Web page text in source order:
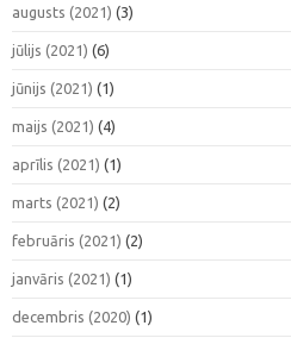
augusts (2021) (3)
jūlijs (2021) (6)
jūnijs (2021) (1)
maijs (2021) (4)
aprīlis (2021) (1)
marts (2021) (2)
februāris (2021) (2)
janvāris (2021) (1)
decembris (2020) (1)